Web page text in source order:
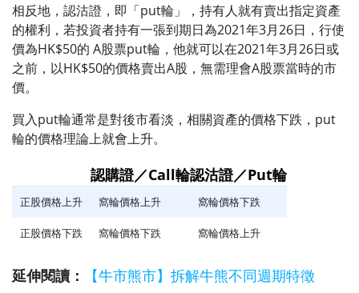
相反地，認沽證，即「put輪」，持有人就有賣出指定資產
的權利，若投資者持有一張到期日為2021年3月26日，行使
價為HK$50的 A股票put輪，他就可以在2021年3月26日或
之前，以HK$50的價格賣出A股，無需理會A股票當時的市
價。
買入put輪通常是對後市看淡，相關資產的價格下跌，put
輪的價格理論上就會上升。
認購證／Call輪認沽證／Put輪
正股價格上升 窩輪價格上升 窩輪價格下跌
正股價格下跌 窩輪價格下跌 窩輪價格上升
延伸閱讀： 【牛市熊市】拆解牛熊不同週期特徵